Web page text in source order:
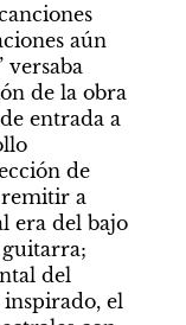
aún
versaba
de la obra
entrada a
de
a
era del bajo
del
el